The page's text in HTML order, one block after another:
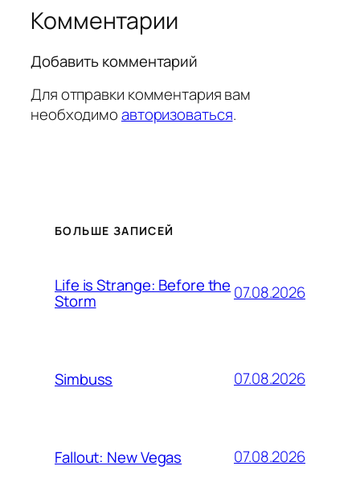
Комментарии
Добавить комментарий
Для отправки комментария вам
необходимоавторизоваться.
БОЛЬШЕ ЗАПИСЕЙ
Life is Strange: Before the
Storm 07.08.2026
Simbuss 07.08.2026
Fallout: New Vegas 07.08.2026